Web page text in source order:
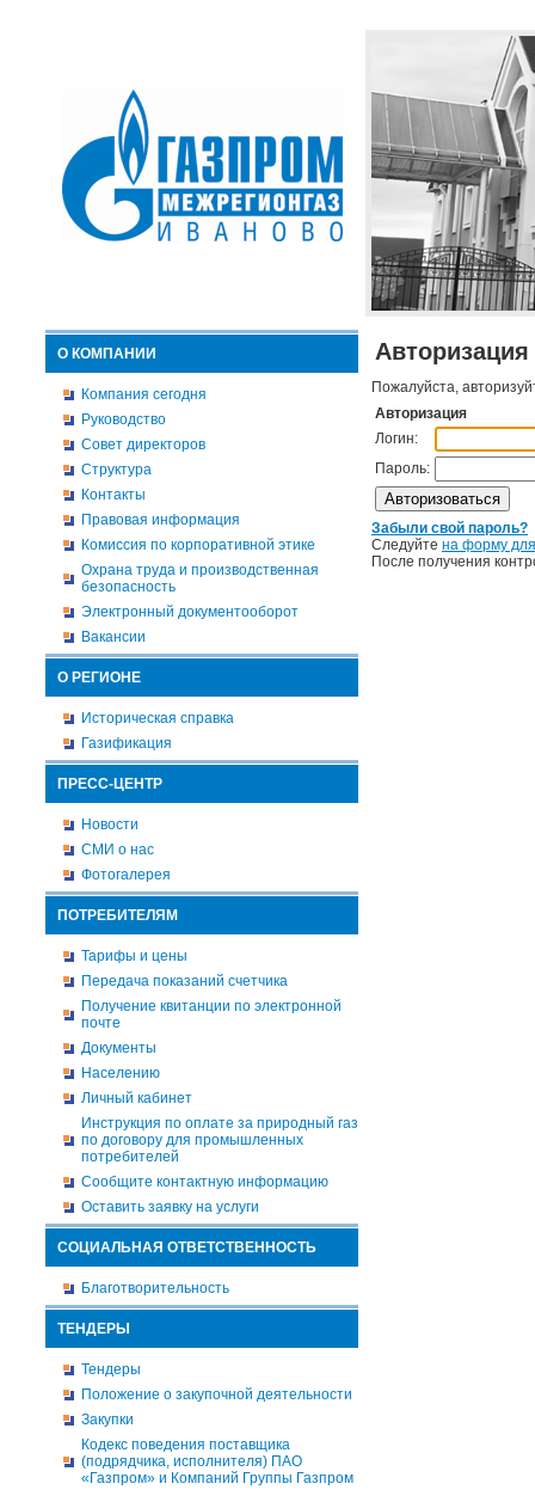
О КОМПАНИИ
Компания сегодня
Руководство
Совет директоров
Структура
Контакты
Правовая информация
Комиссия по корпоративной этике
Охрана труда и производственная
безопасность
Электронный документооборот
Вакансии
О РЕГИОНЕ
Историческая справка
Газификация
ПРЕСС-ЦЕНТР
Новости
СМИ о нас
Фотогалерея
ПОТРЕБИТЕЛЯМ
Тарифы и цены
Передача показаний счетчика
Получение квитанции по электронной
почте
Документы
Населению
Личный кабинет
Инструкция по оплате за природный газ
по договору для промышленных
потребителей
Сообщите контактную информацию
Оставить заявку на услуги
СОЦИАЛЬНАЯ ОТВЕТСТВЕННОСТЬ
Благотворительность
ТЕНДЕРЫ
Тендеры
Положение о закупочной деятельности
Закупки
Кодекс поведения поставщика
(подрядчика, исполнителя) ПАО
«Газпром» и Компаний Группы Газпром
Авторизация
Пожалуйста,
Авторизация
Логин:
Пароль:
Забыли свой пароль?
Следуйте на форму
После получения